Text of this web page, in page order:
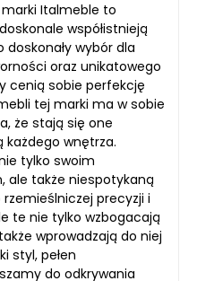
Italmeble to
współistnieją
wybór dla
oraz unikatowego
cenią sobie perfekcję
tej marki ma w sobie
że stają się one
każdego wnętrza.
tylko swoim
ale także niespotykaną
precyzji i
te nie tylko wzbogacają
wprowadzają do niej
styl, pełen
do odkrywania